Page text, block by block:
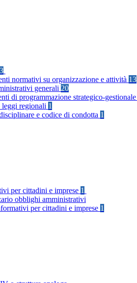
normativi su organizzazione e attività 13
generali 20
di programmazione strategico-gestionale
leggi regionali 1
e codice di condotta 1
per cittadini e imprese 1
obblighi amministrativi
per cittadini e imprese 1